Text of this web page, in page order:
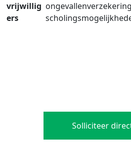
vrijwillig
ers
Solliciteer